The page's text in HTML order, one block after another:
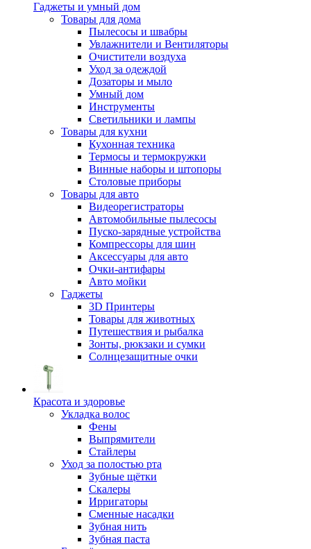
Гаджеты и умный дом
Товары для дома
Пылесосы и швабры
Увлажнители и Вентиляторы
Очистители воздуха
Уход за одеждой
Дозаторы и мыло
Умный дом
Инструменты
Светильники и лампы
Товары для кухни
Кухонная техника
Термосы и термокружки
Винные наборы и штопоры
Столовые приборы
Товары для авто
Видеорегистраторы
Автомобильные пылесосы
Пуско-зарядные устройства
Компрессоры для шин
Аксессуары для авто
Очки-антифары
Авто мойки
Гаджеты
3D Принтеры
Товары для животных
Путешествия и рыбалка
Зонты, рюкзаки и сумки
Солнцезащитные очки
Красота и здоровье
Укладка волос
Фены
Выпрямители
Стайлеры
Уход за полостью рта
Зубные щётки
Скалеры
Ирригаторы
Сменные насадки
Зубная нить
Зубная паста